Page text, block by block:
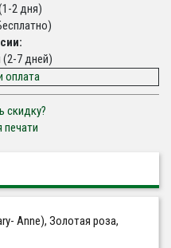
2 дня)
(2-7 дней)
оплата
скидку?
печати
Anne), Золотая роза,